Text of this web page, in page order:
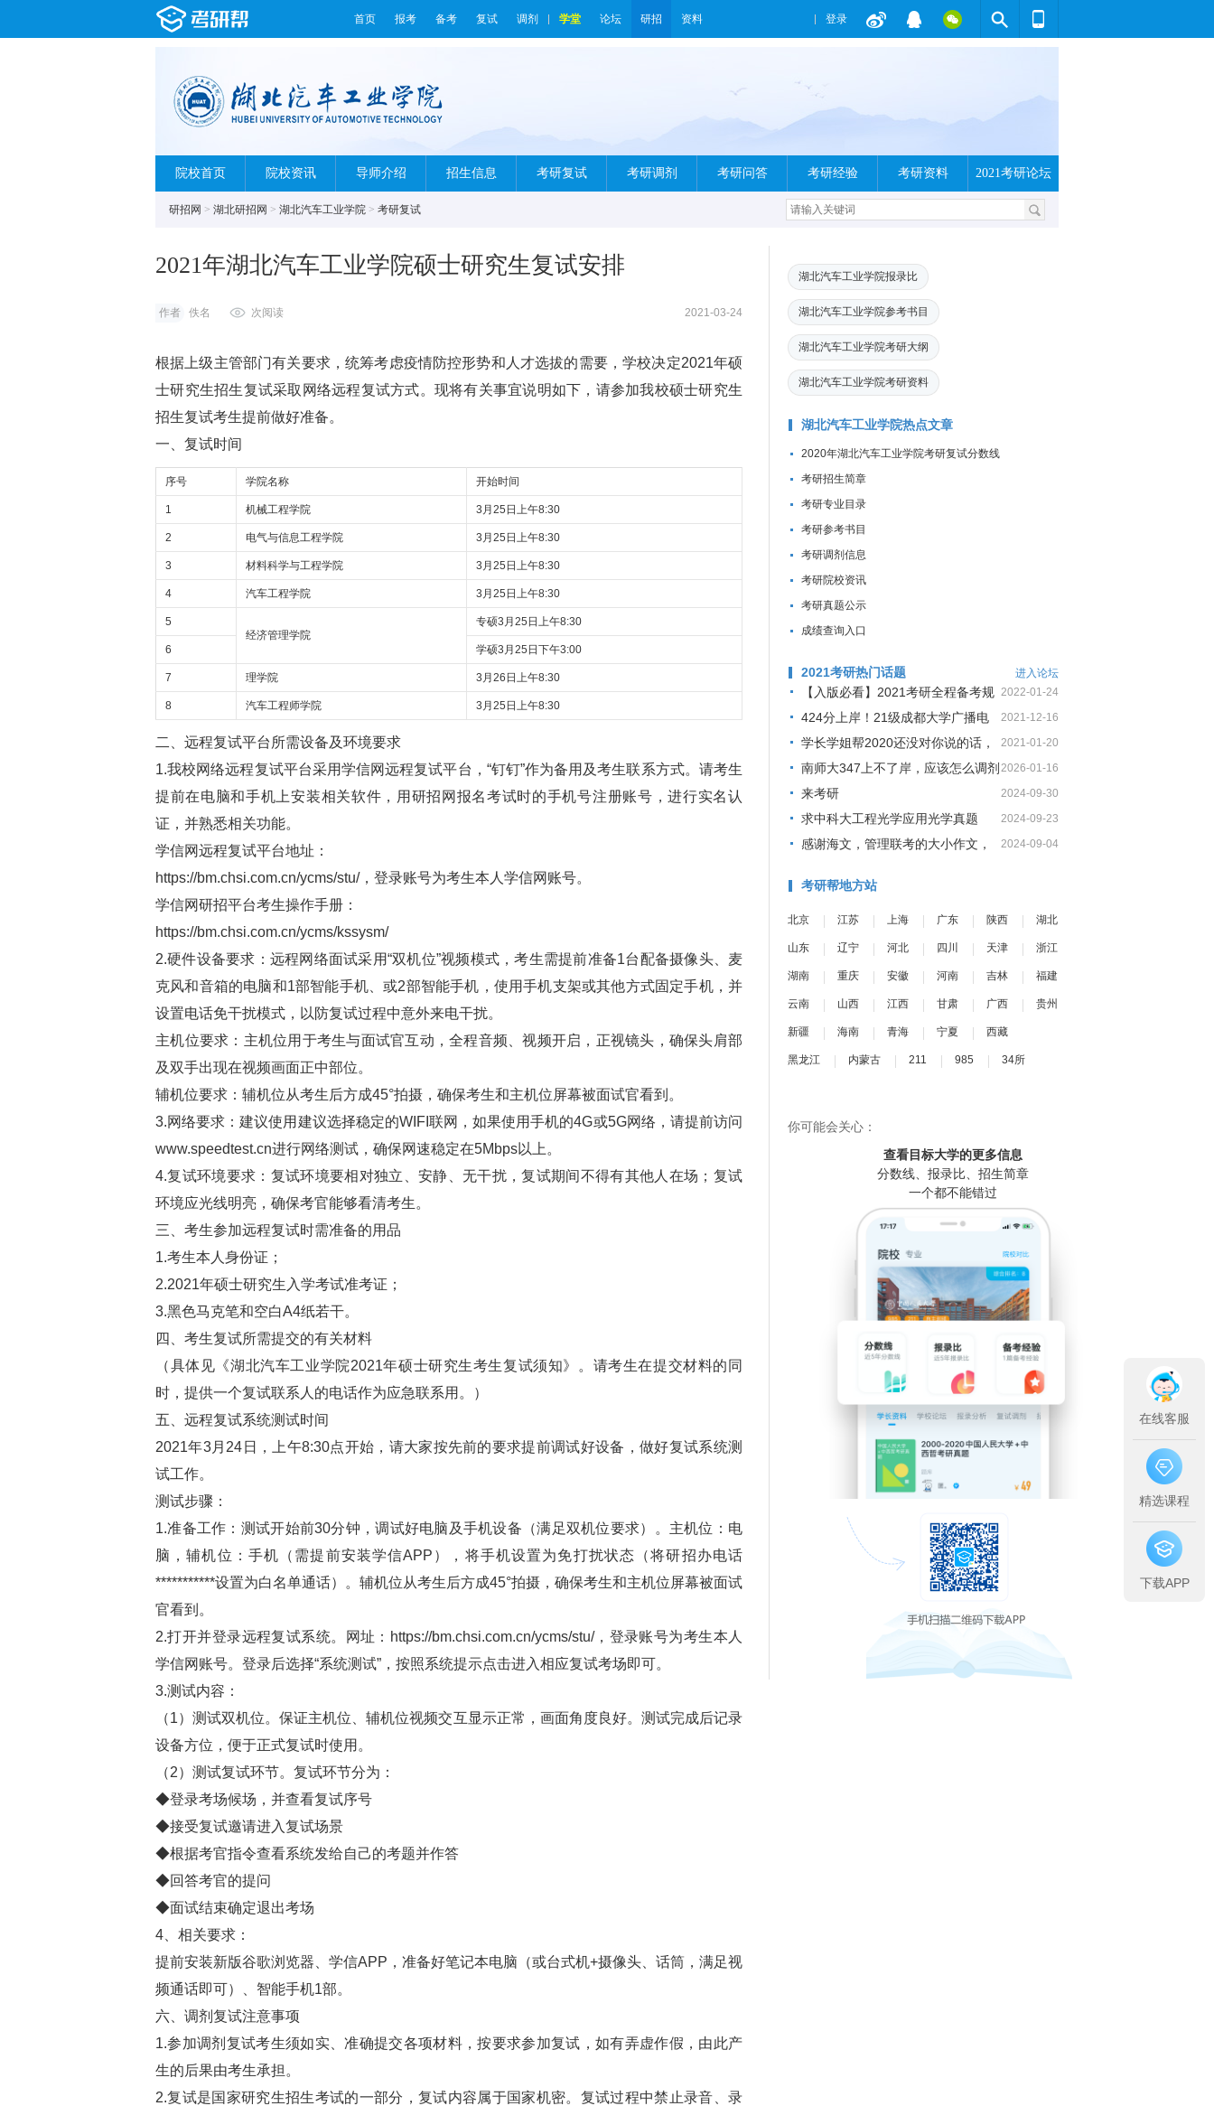
首页 报考 备考 复试 调剂 学堂 论坛 研招 资料 登录
院校首页 院校资讯 导师介绍 招生信息 考研复试 考研调剂 考研问答 考研经验 考研资料 2021考研论坛
研招网 > 湖北研招网 > 湖北汽车工业学院 > 考研复试
2021年湖北汽车工业学院硕士研究生复试安排
作者 佚名 次阅读 2021-03-24
根据上级主管部门有关要求，统筹考虑疫情防控形势和人才选拔的需要，学校决定2021年硕
士研究生招生复试采取网络远程复试方式。现将有关事宜说明如下，请参加我校硕士研究生
招生复试考生提前做好准备。
一、复试时间
序号 学院名称 开始时间
1 机械工程学院 3月25日上午8:30
2 电气与信息工程学院 3月25日上午8:30
3 材料科学与工程学院 3月25日上午8:30
4 汽车工程学院 3月25日上午8:30
5
经济管理学院
专硕3月25日上午8:30
6 学硕3月25日下午3:00
7 理学院 3月26日上午8:30
8 汽车工程师学院 3月25日上午8:30
二、远程复试平台所需设备及环境要求
1.我校网络远程复试平台采用学信网远程复试平台，“钉钉”作为备用及考生联系方式。请考生
提前在电脑和手机上安装相关软件，用研招网报名考试时的手机号注册账号，进行实名认
证，并熟悉相关功能。
学信网远程复试平台地址：
https://bm.chsi.com.cn/ycms/stu/，登录账号为考生本人学信网账号。
学信网研招平台考生操作手册：
https://bm.chsi.com.cn/ycms/kssysm/
2.硬件设备要求：远程网络面试采用“双机位”视频模式，考生需提前准备1台配备摄像头、麦
克风和音箱的电脑和1部智能手机、或2部智能手机，使用手机支架或其他方式固定手机，并
设置电话免干扰模式，以防复试过程中意外来电干扰。
主机位要求：主机位用于考生与面试官互动，全程音频、视频开启，正视镜头，确保头肩部
及双手出现在视频画面正中部位。
辅机位要求：辅机位从考生后方成45°拍摄，确保考生和主机位屏幕被面试官看到。
3.网络要求：建议使用建议选择稳定的WIFI联网，如果使用手机的4G或5G网络，请提前访问
www.speedtest.cn进行网络测试，确保网速稳定在5Mbps以上。
4.复试环境要求：复试环境要相对独立、安静、无干扰，复试期间不得有其他人在场；复试
环境应光线明亮，确保考官能够看清考生。
三、考生参加远程复试时需准备的用品
1.考生本人身份证；
2.2021年硕士研究生入学考试准考证；
3.黑色马克笔和空白A4纸若干。
四、考生复试所需提交的有关材料
（具体见《湖北汽车工业学院2021年硕士研究生考生复试须知》。请考生在提交材料的同
时，提供一个复试联系人的电话作为应急联系用。）
五、远程复试系统测试时间
2021年3月24日，上午8:30点开始，请大家按先前的要求提前调试好设备，做好复试系统测
试工作。
测试步骤：
1.准备工作：测试开始前30分钟，调试好电脑及手机设备（满足双机位要求）。主机位：电
脑，辅机位：手机（需提前安装学信APP），将手机设置为免打扰状态（将研招办电话
***********设置为白名单通话）。辅机位从考生后方成45°拍摄，确保考生和主机位屏幕被面试
官看到。
2.打开并登录远程复试系统。网址：https://bm.chsi.com.cn/ycms/stu/，登录账号为考生本人
学信网账号。登录后选择“系统测试”，按照系统提示点击进入相应复试考场即可。
3.测试内容：
（1）测试双机位。保证主机位、辅机位视频交互显示正常，画面角度良好。测试完成后记录
设备方位，便于正式复试时使用。
（2）测试复试环节。复试环节分为：
◆登录考场候场，并查看复试序号
◆接受复试邀请进入复试场景
◆根据考官指令查看系统发给自己的考题并作答
◆回答考官的提问
◆面试结束确定退出考场
4、相关要求：
提前安装新版谷歌浏览器、学信APP，准备好笔记本电脑（或台式机+摄像头、话筒，满足视
频通话即可）、智能手机1部。
六、调剂复试注意事项
1.参加调剂复试考生须如实、准确提交各项材料，按要求参加复试，如有弄虚作假，由此产
生的后果由考生承担。
2.复试是国家研究生招生考试的一部分，复试内容属于国家机密。复试过程中禁止录音、录
湖北汽车工业学院报录比
湖北汽车工业学院参考书目
湖北汽车工业学院考研大纲
湖北汽车工业学院考研资料
湖北汽车工业学院热点文章
2020年湖北汽车工业学院考研复试分数线
考研招生简章
考研专业目录
考研参考书目
考研调剂信息
考研院校资讯
考研真题公示
成绩查询入口
2021考研热门话题
进入论坛
2022-01-24
【入版必看】2021考研全程备考规
划！
2021-12-16
424分上岸！21级成都大学广播电
视第1名三跨二战上岸经
2021-01-20
学长学姐帮2020还没对你说的话，
今天这就告诉你
2026-01-16
南师大347上不了岸，应该怎么调剂
2024-09-30
来考研
2024-09-23
求中科大工程光学应用光学真题
2024-09-04
感谢海文，管理联考的大小作文，
考研帮地方站
北京 江苏 上海 广东 陕西 湖北
山东 辽宁 河北 四川 天津 浙江
湖南 重庆 安徽 河南 吉林 福建
云南 山西 江西 甘肃 广西 贵州
新疆 海南 青海 宁夏 西藏
黑龙江 内蒙古 211 985 34所
你可能会关心：
查看目标大学的更多信息
分数线、报录比、招生简章
一个都不能错过
在线客服
精选课程
下载APP